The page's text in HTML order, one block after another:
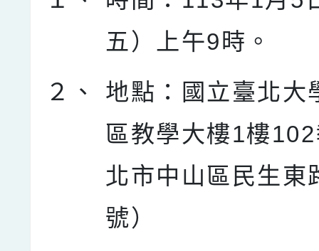
五）上午9時。
２、
地點：國立臺北大
區教學大樓1樓
北市中山區民生東
號）